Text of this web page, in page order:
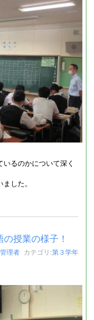
るのかについて深く
した。
授業の様子！
理者 カテゴリ:第３学年